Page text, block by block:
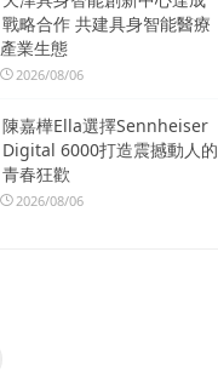
戰略合作 共建具身智能醫療
產業生態
2026/08/06
陳嘉樺Ella選擇Sennheiser
Digital 6000打造震撼動人的
青春狂歡
2026/08/06